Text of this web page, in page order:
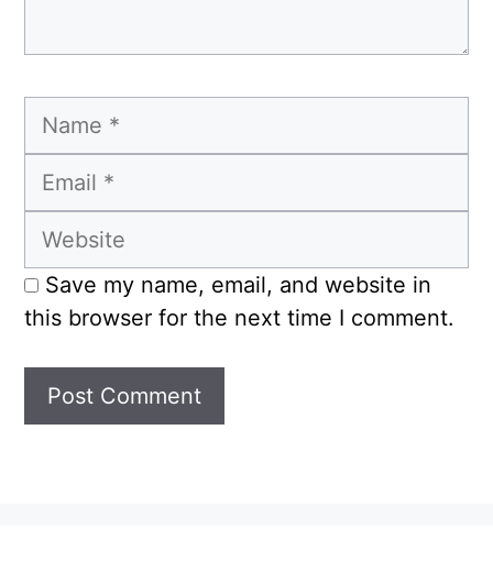
Name
Email
Website
Save my name, email, and website in
this browser for the next time I comment.